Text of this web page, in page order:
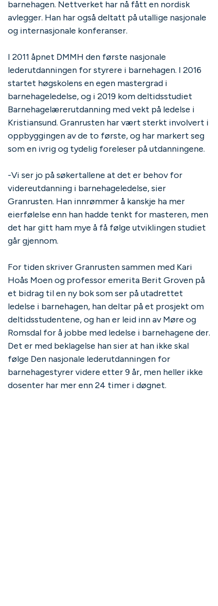
barnehagen. Nettverket har nå fått en nordisk
avlegger. Han har også deltatt på utallige nasjonale
og internasjonale konferanser.
I 2011 åpnet DMMH den første nasjonale
lederutdanningen for styrere i barnehagen. I 2016
startet høgskolens en egen mastergrad i
barnehageledelse, og i 2019 kom deltidsstudiet
Barnehagelærerutdanning med vekt på ledelse i
Kristiansund. Granrusten har vært sterkt involvert i
oppbyggingen av de to første, og har markert seg
som en ivrig og tydelig foreleser på utdanningene.
-Vi ser jo på søkertallene at det er behov for
videreutdanning i barnehageledelse, sier
Granrusten. Han innrømmer å kanskje ha mer
eierfølelse enn han hadde tenkt for masteren, men
det har gitt ham mye å få følge utviklingen studiet
går gjennom.
For tiden skriver Granrusten sammen med Kari
Hoås Moen og professor emerita Berit Groven på
et bidrag til en ny bok som ser på utadrettet
ledelse i barnehagen, han deltar på et prosjekt om
deltidsstudentene, og han er leid inn av Møre og
Romsdal for å jobbe med ledelse i barnehagene der.
Det er med beklagelse han sier at han ikke skal
følge Den nasjonale lederutdanningen for
barnehagestyrer videre etter 9 år, men heller ikke
dosenter har mer enn 24 timer i døgnet.